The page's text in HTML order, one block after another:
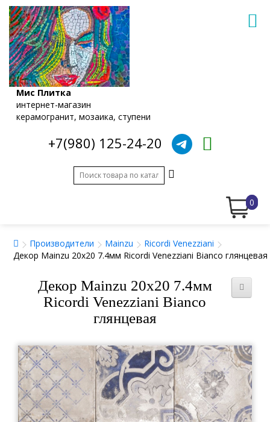
Мис Плитка
интернет-магазин
керамогранит, мозаика, ступени
+7(980) 125-24-20
0
Производители Mainzu
Ricordi Venezziani
Декор Mainzu 20x20 7.4мм Ricordi Venezziani Bianco глянцевая
Декор Mainzu 20x20 7.4мм
Ricordi Venezziani Bianco
глянцевая